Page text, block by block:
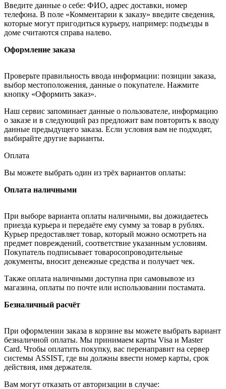
Введите данные о себе: ФИО, адрес доставки, номер
телефона. В поле «Комментарии к заказу» введите сведения,
которые могут пригодиться курьеру, например: подъезды в
доме считаются справа налево.
Оформление заказа
Проверьте правильность ввода информации: позиции заказа,
выбор местоположения, данные о покупателе. Нажмите
кнопку «Оформить заказ».
Наш сервис запоминает данные о пользователе, информацию
о заказе и в следующий раз предложит вам повторить к вводу
данные предыдущего заказа. Если условия вам не подходят,
выбирайте другие варианты.
Оплата
Вы можете выбрать один из трёх вариантов оплаты:
Оплата наличными
При выборе варианта оплаты наличными, вы дожидаетесь
приезда курьера и передаёте ему сумму за товар в рублях.
Курьер предоставляет товар, который можно осмотреть на
предмет повреждений, соответствие указанным условиям.
Покупатель подписывает товаросопроводительные
документы, вносит денежные средства и получает чек.
Также оплата наличными доступна при самовывозе из
магазина, оплаты по почте или использовании постамата.
Безналичный расчёт
При оформлении заказа в корзине вы можете выбрать вариант
безналичной оплаты. Мы принимаем карты Visa и Master
Card. Чтобы оплатить покупку, вас перенаправит на сервер
системы ASSIST, где вы должны ввести номер карты, срок
действия, имя держателя.
Вам могут отказать от авторизации в случае: